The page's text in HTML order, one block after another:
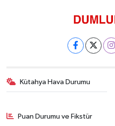
Kütahya Hava Durumu
Puan Durumu ve Fikstür